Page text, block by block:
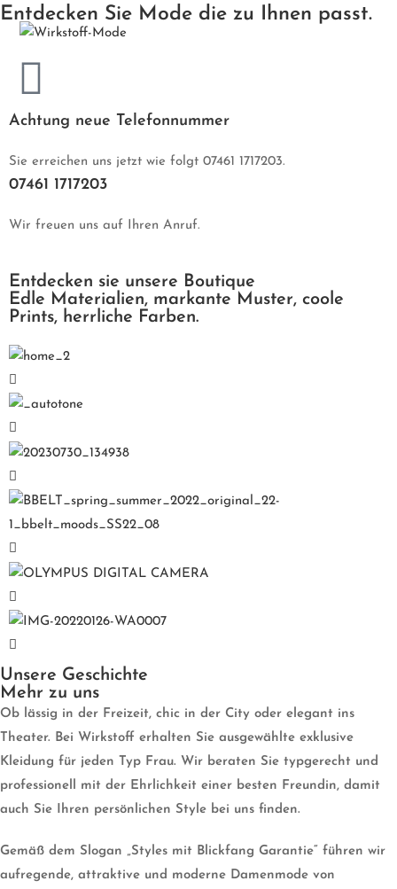
Entdecken Sie Mode die zu Ihnen passt.
Achtung neue Telefonnummer
Sie erreichen uns jetzt wie folgt 07461 1717203.
07461 1717203
Wir freuen uns auf Ihren Anruf.
Entdecken sie unsere Boutique
Edle Materialien, markante Muster, coole
Prints, herrliche Farben.
Unsere Geschichte
Mehr zu uns
Ob lässig in der Freizeit, chic in der City oder elegant ins
Theater. Bei Wirkstoff erhalten Sie ausgewählte exklusive
Kleidung für jeden Typ Frau. Wir beraten Sie typgerecht und
professionell mit der Ehrlichkeit einer besten Freundin, damit
auch Sie Ihren persönlichen Style bei uns finden.
Gemäß dem Slogan „Styles mit Blickfang Garantie“ führen wir
aufregende, attraktive und moderne Damenmode von